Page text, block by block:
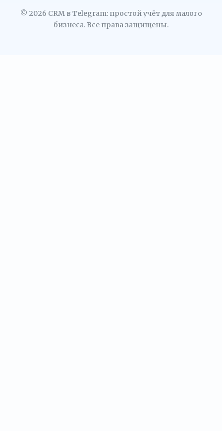
© 2026 CRM в Telegram: простой учёт для малого
бизнеса. Все права защищены.